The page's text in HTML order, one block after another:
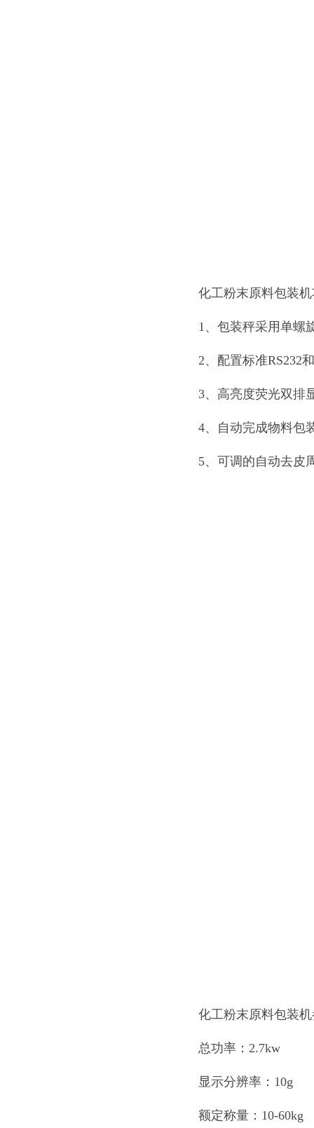
化工粉末原料包装
1、包装秤采用单螺
2、配置标准RS232
3、高亮度荧光双排
4、自动完成物料包
5、可调的自动去皮
化工粉末原料包装
总功率：2.7kw
显示分辨率：10g
额定称量：10-60kg